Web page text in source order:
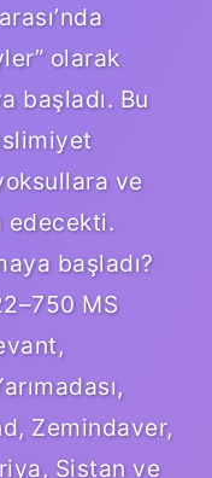
olarak
başladı. Bu
ve
edecekti.
başladı?
MS
Zemindaver,
Sistan ve